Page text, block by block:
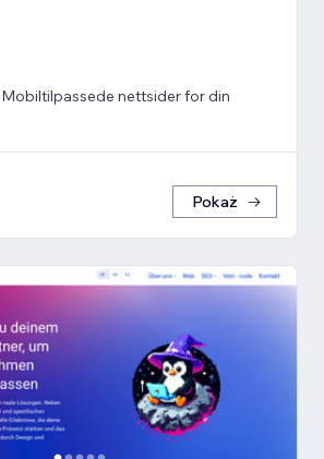
Mobiltilpassede nettsider for din
Pokaż